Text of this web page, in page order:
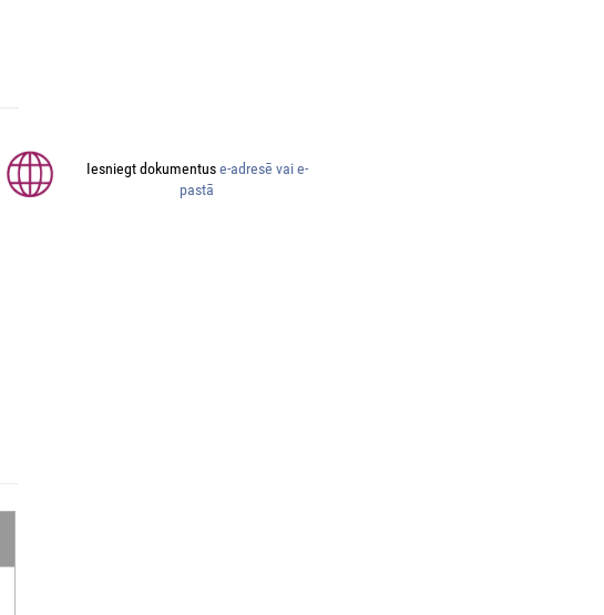
Iesniegt dokumentuse-adresē vai e-
pastā